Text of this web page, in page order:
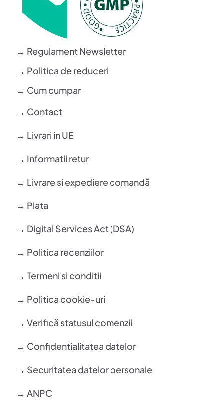
→ Regulament Newsletter
→ Politica de reduceri
→ Cum cumpar
→ Contact
→ Livrari in UE
→ Informatii retur
→ Livrare si expediere comandă
→ Plata
→ Digital Services Act (DSA)
→ Politica recenziilor
→ Termeni si conditii
→ Politica cookie-uri
→ Verifică statusul comenzii
→ Confidentialitatea datelor
→ Securitatea datelor personale
→ ANPC